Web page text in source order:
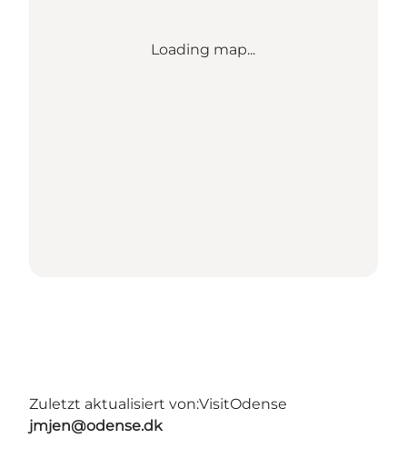
Loading map...
Zuletzt aktualisiert von:VisitOdense
jmjen@odense.dk